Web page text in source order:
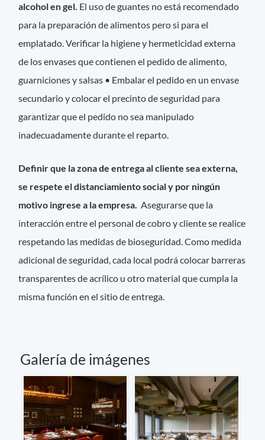
alcohol en gel. El uso de guantes no está recomendado
para la preparación de alimentos pero si para el
emplatado. Verificar la higiene y hermeticidad externa
de los envases que contienen el pedido de alimento,
guarniciones y salsas • Embalar el pedido en un envase
secundario y colocar el precinto de seguridad para
garantizar que el pedido no sea manipulado
inadecuadamente durante el reparto.
Definir que la zona de entrega al cliente sea externa,
se respete el distanciamiento social y por ningún
motivo ingrese a la empresa. Asegurarse que la
interacción entre el personal de cobro y cliente se realice
respetando las medidas de bioseguridad. Como medida
adicional de seguridad, cada local podrá colocar barreras
transparentes de acrílico u otro material que cumpla la
misma función en el sitio de entrega.
Galería de imágenes